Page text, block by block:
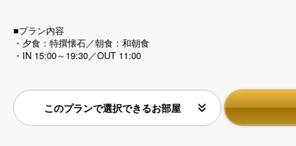
【ダイニング「清水茶寮」】夕食（イメージ）
■プラン内容
・夕食：特撰懐石／朝食：和朝食
・IN 15:00～19:30／OUT 11:00
このプランで選択できるお部屋